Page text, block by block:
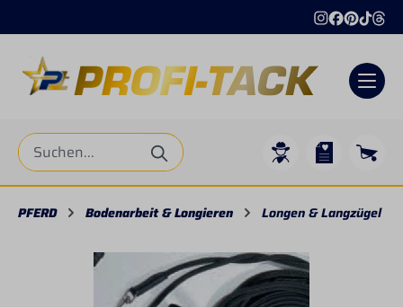
PFERD Bodenarbeit & Longieren Longen & Langzügel
Bildergalerie überspringen